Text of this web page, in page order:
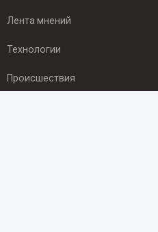
Лента мнений
Технологии
Происшествия